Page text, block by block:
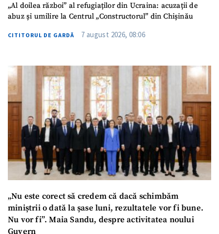
„Al doilea război” al refugiaților din Ucraina: acuzații de
abuz și umilire la Centrul „Constructorul” din Chișinău
CITITORUL DE GARDĂ 7 august 2026, 08:06
„Nu este corect să credem că dacă schimbăm
miniștrii o dată la șase luni, rezultatele vor fi bune.
Nu vor fi”. Maia Sandu, despre activitatea noului
Guvern